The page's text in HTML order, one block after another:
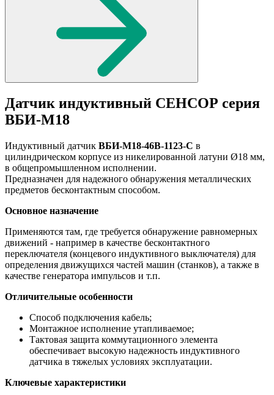
Датчик индуктивный СЕНСОР серия
ВБИ-М18
Индуктивный датчик ВБИ-М18-46В-1123-С в
цилиндрическом корпусе из никелированной латуни Ø18 мм,
в общепромышленном исполнении.
Предназначен для надежного обнаружения металлических
предметов бесконтактным способом.
Основное назначение
Применяются там, где требуется обнаружение равномерных
движений - например в качестве бесконтактного
переключателя (концевого индуктивного выключателя) для
определения движущихся частей машин (станков), а также в
качестве генератора импульсов и т.п.
Отличительные особенности
Способ подключения кабель;
Монтажное исполнение утапливаемое;
Тактовая защита коммутационного элемента
обеспечивает высокую надежность индуктивного
датчика в тяжелых условиях эксплуатации.
Ключевые характеристики